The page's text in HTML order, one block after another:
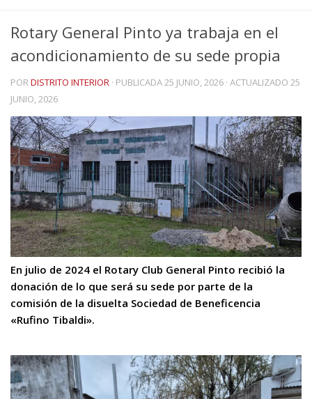
Rotary General Pinto ya trabaja en el
acondicionamiento de su sede propia
PORDISTRITO INTERIOR · PUBLICADA25 JUNIO, 2026 · ACTUALIZADO 25
JUNIO, 2026
En julio de 2024 el Rotary Club General Pinto recibió la
donación de lo que será su sede por parte de la
comisión de la disuelta Sociedad de Beneficencia
«Rufino Tibaldi».